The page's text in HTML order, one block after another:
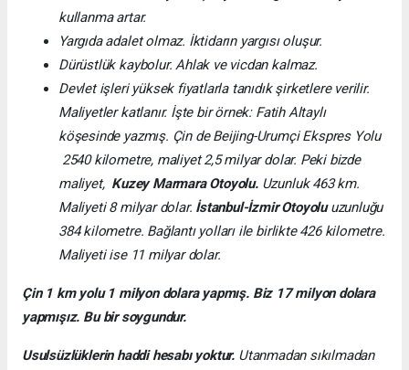
kullanma artar.
Yargıda adalet olmaz. İktidarın yargısı oluşur.
Dürüstlük kaybolur. Ahlak ve vicdan kalmaz.
Devlet işleri yüksek fiyatlarla tanıdık şirketlere verilir.
Maliyetler katlanır. İşte bir örnek: Fatih Altaylı
köşesinde yazmış. Çin de Beijing-Urumçi Ekspres Yolu
2540 kilometre, maliyet 2,5 milyar dolar. Peki bizde
maliyet, Kuzey Marmara Otoyolu.Uzunluk 463 km.
Maliyeti 8 milyar dolar. İstanbul-İzmir Otoyoluuzunluğu
384 kilometre. Bağlantı yolları ile birlikte 426 kilometre.
Maliyeti ise 11 milyar dolar.
Çin 1 km yolu 1 milyon dolara yapmış. Biz 17 milyon dolara
yapmışız. Bu bir soygundur.
Usulsüzlüklerin haddi hesabı yoktur. Utanmadan sıkılmadan